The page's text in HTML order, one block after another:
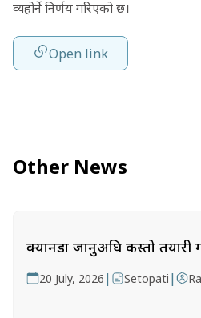
व्यहोर्ने निर्णय गरिएको छ।
Open link
Other News
क्यानडा जानुअघि कस्तो तयारी
20 July, 2026 | Setopati |